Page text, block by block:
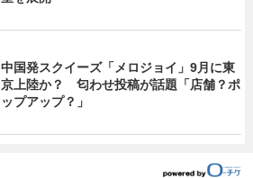
中国発スクイーズ「メロジョイ」9月に東
京上陸か？ 匂わせ投稿が話題「店舗？ポ
ップアップ？」